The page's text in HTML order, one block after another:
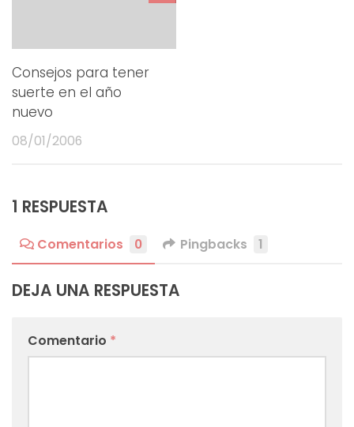
Consejos para tener
suerte en el año
nuevo
08/01/2006
1 RESPUESTA
Comentarios 0 Pingbacks 1
DEJA UNA RESPUESTA
Comentario *